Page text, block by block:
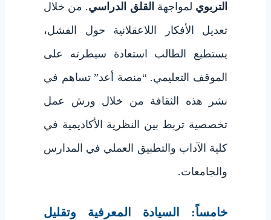
التربوي لمواجهة القلق الدراسي. من خلال
تعديل الأفكار اللاعقلانية حول الفشل،
يستطيع الطالب استعادة سيطرته على
الموقف التعليمي. “منصة أعد” تساهم في
نشر هذه الثقافة من خلال ورش عمل
تخصصية تربط بين النظرية الأكاديمية في
كلية الآداب والتطبيق العملي في المدارس
والجامعات.
خامساً: السيادة المعرفية وتقليل